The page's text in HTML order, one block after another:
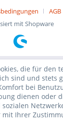
AGB
mit Shopware
die für den
sind und stets
bei
dienen oder
Ihrer